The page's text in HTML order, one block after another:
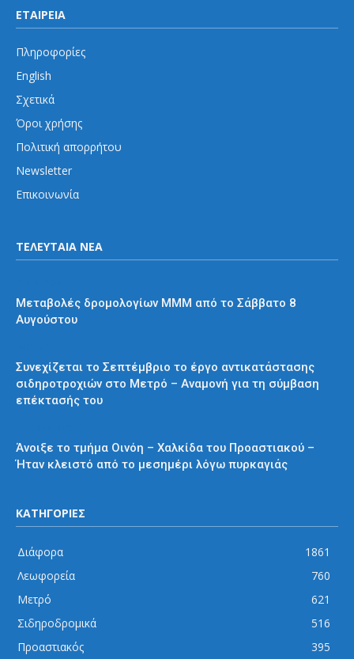
ΕΤΑΙΡΕΙΑ
Πληροφορίες
English
Σχετικά
Όροι χρήσης
Πολιτική απορρήτου
Newsletter
Επικοινωνία
ΤΕΛΕΥΤΑΙΑ ΝΕΑ
Μεταβολές δρομολογίων ΜΜΜ από το Σάββατο 8
Αυγούστου
Συνεχίζεται το Σεπτέμβριο το έργο αντικατάστασης
σιδηροτροχιών στο Μετρό – Αναμονή για τη σύμβαση
επέκτασής του
Άνοιξε το τμήμα Οινόη – Χαλκίδα του Προαστιακού –
Ήταν κλειστό από το μεσημέρι λόγω πυρκαγιάς
ΚΑΤΗΓΟΡΙΕΣ
Διάφορα
1861
Λεωφορεία
760
Μετρό
621
Σιδηροδρομικά
516
Προαστιακός
395